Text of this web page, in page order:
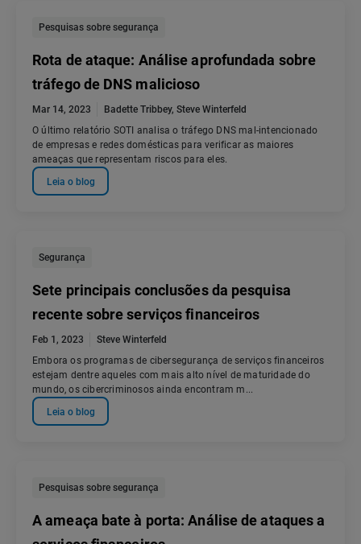
Pesquisas sobre segurança
Rota de ataque: Análise aprofundada sobre
tráfego de DNS malicioso
Mar 14, 2023 Badette Tribbey, Steve Winterfeld
O último relatório SOTI analisa o tráfego DNS mal-intencionado
de empresas e redes domésticas para verificar as maiores
ameaças que representam riscos para eles.
Leia o blog
Segurança
Sete principais conclusões da pesquisa
recente sobre serviços financeiros
Feb 1, 2023
Steve Winterfeld
Embora os programas de cibersegurança de serviços financeiros
estejam dentre aqueles com mais alto nível de maturidade do
mundo, os cibercriminosos ainda encontram m...
Leia o blog
Pesquisas sobre segurança
A ameaça bate à porta: Análise de ataques a